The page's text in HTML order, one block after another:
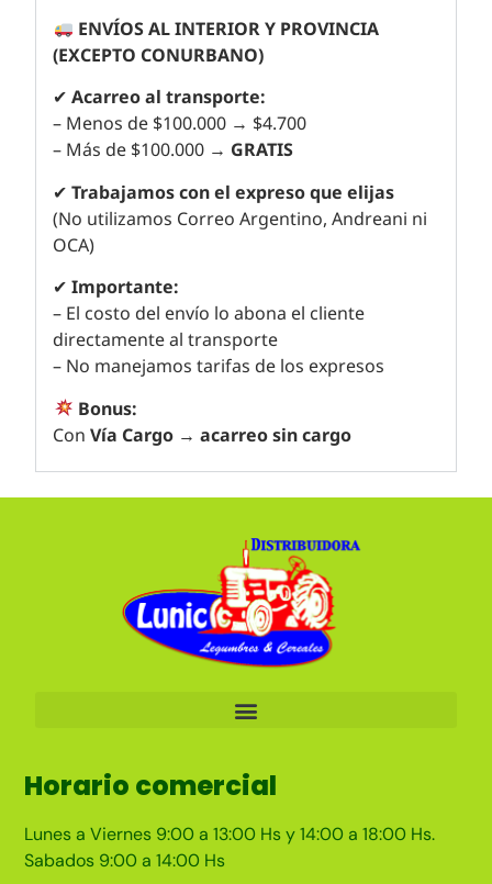
ENVÍOS AL INTERIOR Y PROVINCIA
(EXCEPTO CONURBANO)
✔Acarreo al transporte:
– Menos de $100.000 → $4.700
– Más de $100.000 → GRATIS
✔Trabajamos con el expreso que elijas
(No utilizamos Correo Argentino, Andreani ni
OCA)
✔Importante:
– El costo del envío lo abona el cliente
directamente al transporte
– No manejamos tarifas de los expresos
Bonus:
ConVía Cargo →acarreo sin cargo
Horario comercial
Lunes a Viernes 9:00 a 13:00 Hs y 14:00 a 18:00 Hs.
Sabados 9:00 a 14:00 Hs